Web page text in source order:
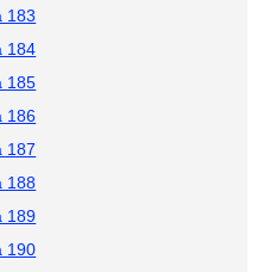
183
184
185
186
187
188
189
190